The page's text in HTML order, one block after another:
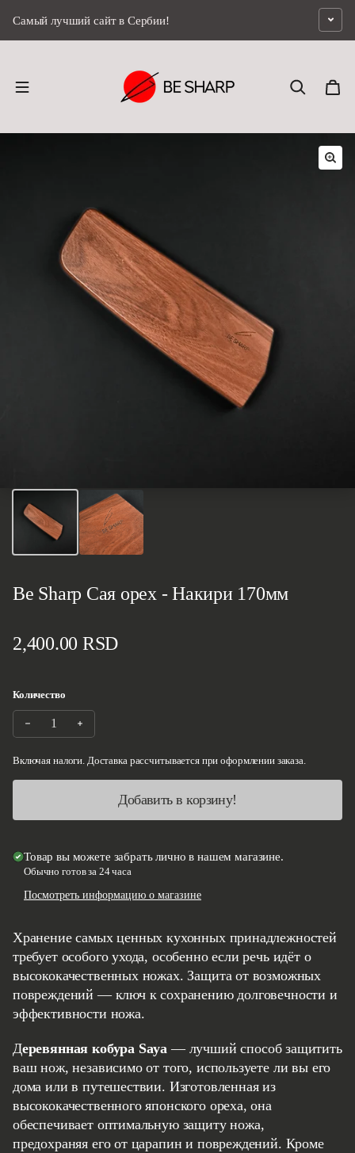
Самый лучший сайт в Сербии!
Be Sharp Сая орех - Накири 170мм
Стандартная цена
2,400.00 RSD
Количество
Уменьшите количество на Be Sharp Сая орех - Накири 170мм
Включая налоги. Доставка рассчитывается при оформлении заказа.
Добавить в корзину!
Товар вы можете забрать лично в нашем магазине.
Обычно готов за 24 часа
Посмотреть информацию о магазине
Хранение самых ценных кухонных принадлежностей
требует особого ухода, особенно если речь идёт о
высококачественных ножах. Защита от возможных
повреждений — ключ к сохранению долговечности и
эффективности ножа.
Деревянная кобура Saya — лучший способ защитить
ваш нож, независимо от того, используете ли вы его
дома или в путешествии. Изготовленная из
высококачественного японского ореха, она
обеспечивает оптимальную защиту ножа,
предохраняя его от царапин и повреждений. Кроме